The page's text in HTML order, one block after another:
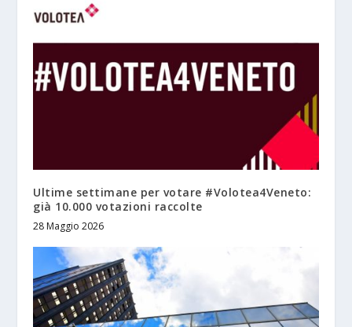
Ultime settimane per votare #Volotea4Veneto:
già 10.000 votazioni raccolte
28 Maggio 2026